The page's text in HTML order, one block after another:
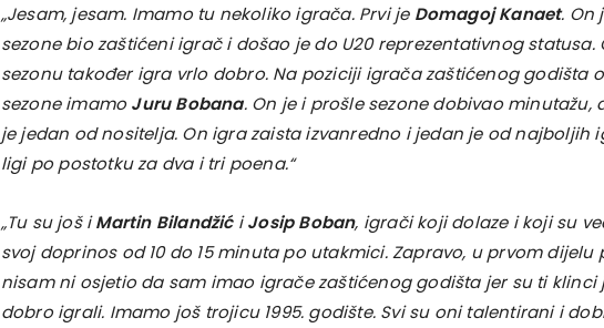
„Jesam, jesam. Imamo tu nekoliko igrača. Prvi je Domagoj Kanaet. On
sezone bio zaštićeni igrač i došao je do U20 reprezentativnog statusa.
sezonu također igra vrlo dobro. Na poziciji igrača zaštićenog godišta
sezone imamoJuru Bobana. On je i prošle sezone dobivao minutažu,
je jedan od nositelja. On igra zaista izvanredno i jedan je od najboljih
ligi po postotku za dva i tri poena.“
„Tu su još iMartin BilandžićiJosip Boban, igrači koji dolaze i koji su
svoj doprinos od 10 do 15 minuta po utakmici. Zapravo, u prvom dijelu
nisam ni osjetio da sam imao igrače zaštićenog godišta jer su ti klinci
dobro igrali. Imamo još trojicu 1995. godište. Svi su oni talentirani i